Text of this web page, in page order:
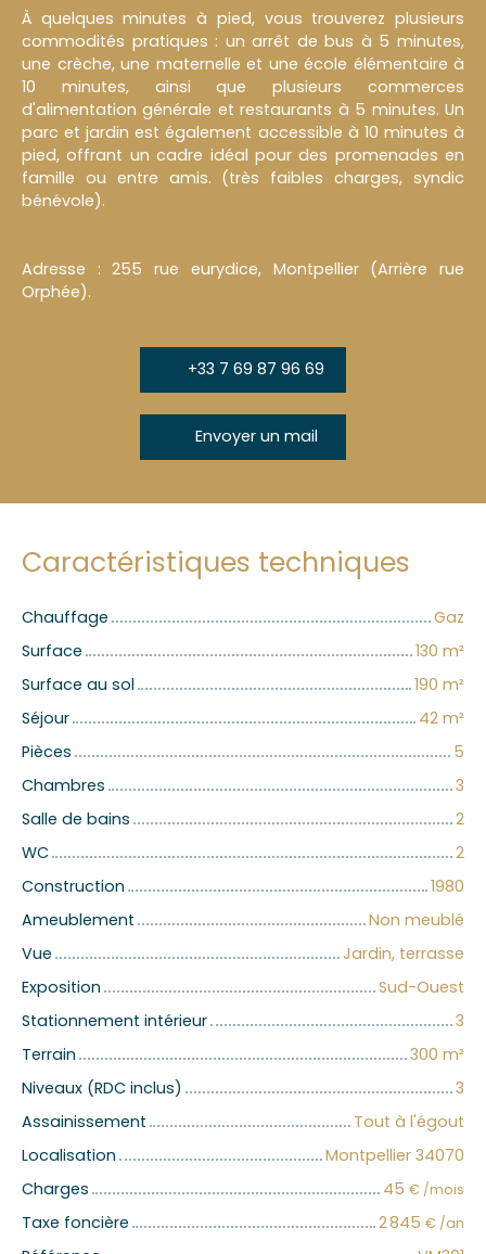
À quelques minutes à pied, vous trouverez plusieurs
commodités pratiques : un arrêt de bus à 5 minutes,
une crèche, une maternelle et une école élémentaire à
10 minutes, ainsi que plusieurs commerces
d'alimentation générale et restaurants à 5 minutes. Un
parc et jardin est également accessible à 10 minutes à
pied, offrant un cadre idéal pour des promenades en
famille ou entre amis. (très faibles charges, syndic
bénévole).
Adresse : 255 rue eurydice, Montpellier (Arrière rue
Orphée).
+33 7 69 87 96 69
Envoyer un mail
Caractéristiques techniques
Chauffage
Gaz
Surface
130 m²
Surface au sol
190 m²
Séjour
42 m²
Pièces
5
Chambres
3
Salle de bains
2
WC
2
Construction
1980
Ameublement
Non meublé
Vue
Jardin, terrasse
Exposition
Sud-Ouest
Stationnement intérieur
3
Terrain
300 m²
Niveaux (RDC inclus)
3
Assainissement
Tout à l'égout
Localisation
Montpellier 34070
Charges
45 € /mois
Taxe foncière 2 845 € /an